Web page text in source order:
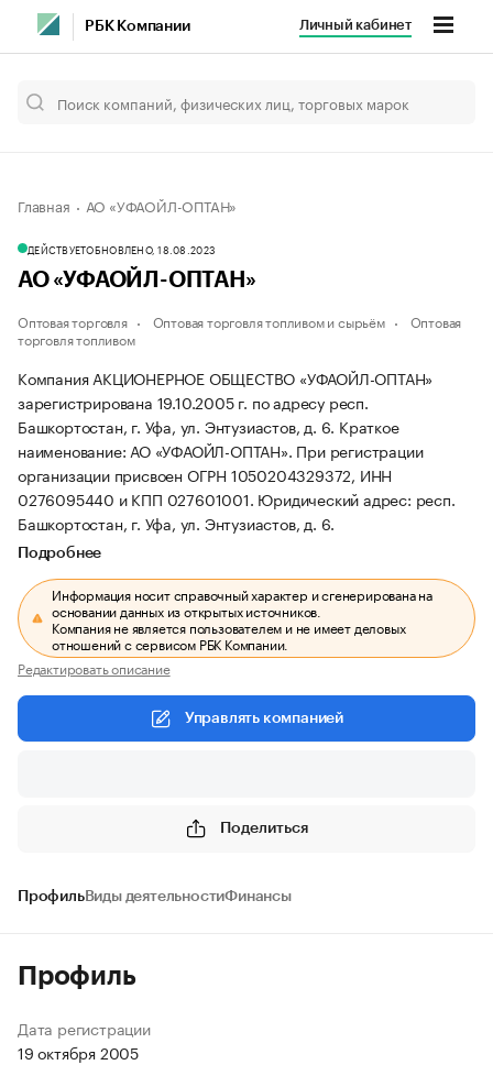
РБК Компании Личный кабинет
Главная АО «УФАОЙЛ-ОПТАН»
ДЕЙСТВУЕТОБНОВЛЕНО, 18.08.2023
АО «УФАОЙЛ-ОПТАН»
Оптовая торговля Оптовая торговля топливом и сырьём
Оптовая
торговля топливом
Компания АКЦИОНЕРНОЕ ОБЩЕСТВО «УФАОЙЛ-ОПТАН»
зарегистрирована 19.10.2005 г. по адресу респ.
Башкортостан, г. Уфа, ул. Энтузиастов, д. 6. Краткое
наименование: АО «УФАОЙЛ-ОПТАН». При регистрации
организации присвоен ОГРН 1050204329372, ИНН
0276095440 и КПП 027601001. Юридический адрес: респ.
Башкортостан, г. Уфа, ул. Энтузиастов, д. 6.
Подробнее
Информация носит справочный характер и сгенерирована на
основании данных из открытых источников.
Компания не является пользователем и не имеет деловых
отношений с сервисом РБК Компании.
Редактировать описание
Управлять компанией
Поделиться
ПрофильВиды деятельностиФинансы
Профиль
Дата регистрации
19 октября 2005